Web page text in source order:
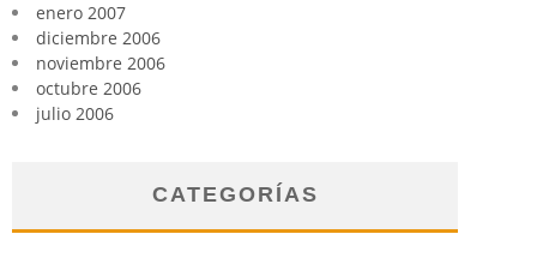
enero 2007
diciembre 2006
noviembre 2006
octubre 2006
julio 2006
CATEGORÍAS